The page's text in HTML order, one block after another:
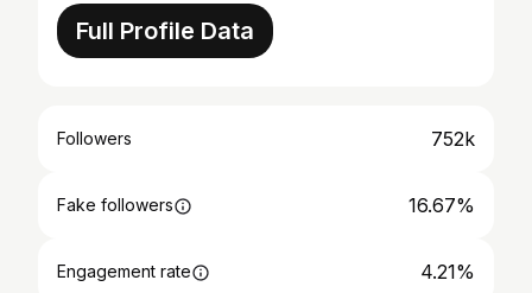
Full Profile Data
Followers 752k
Fake followers 16.67%
Engagement rate 4.21%